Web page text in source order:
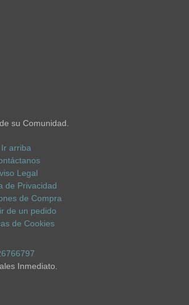
su Comunidad.
Ir arriba
Legal
de Privacidad
de Compra
de un pedido
de Cookies
Inmediato.